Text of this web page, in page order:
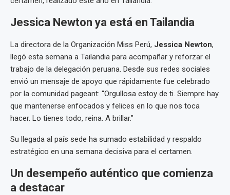
Jessica Newton ya está en Tailandia
La directora de la Organización Miss Perú, Jessica Newton,
llegó esta semana a Tailandia para acompañar y reforzar el
trabajo de la delegación peruana. Desde sus redes sociales
envió un mensaje de apoyo que rápidamente fue celebrado
por la comunidad pageant: “Orgullosa estoy de ti. Siempre hay
que mantenerse enfocados y felices en lo que nos toca
hacer. Lo tienes todo, reina. A brillar.”
Su llegada al país sede ha sumado estabilidad y respaldo
estratégico en una semana decisiva para el certamen.
Un desempeño auténtico que comienza
a destacar